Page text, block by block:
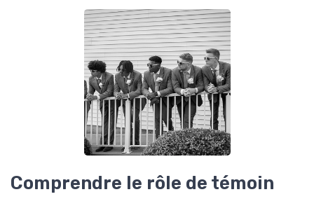
Comprendre le rôle de témoin